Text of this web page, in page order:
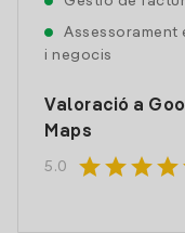
Assessorament
i negocis
Valoració a
Maps
5.0 starstarstarstar